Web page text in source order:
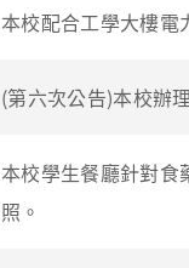
本校配合工學大樓電
(第六次公告)本校辦
本校學生餐廳針對
照。